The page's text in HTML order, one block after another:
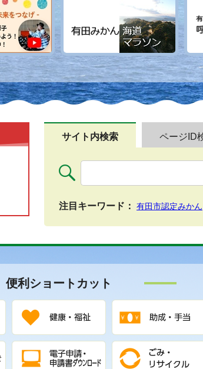
サイト内検索 ページID
注目キーワード： 有田市認定みかん
便利ショートカット